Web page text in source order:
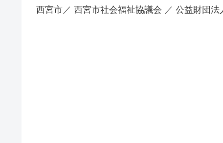
西宮市／ 西宮市社会福祉協議会 ／ 公益財団